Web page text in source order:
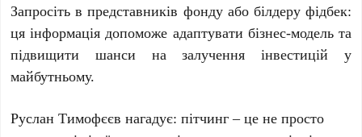
Запросіть в представників фонду або білдеру фідбек:
ця інформація допоможе адаптувати бізнес-модель та
підвищити шанси на залучення інвестицій у
майбутньому.
Руслан Тимофєєв нагадує: пітчинг – це не просто